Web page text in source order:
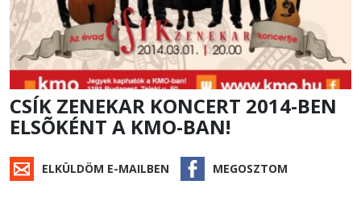
CSÍK ZENEKAR KONCERT 2014-BEN
ELSÕKÉNT A KMO-BAN!
ELKÜLDÖM E-MAILBEN MEGOSZTOM